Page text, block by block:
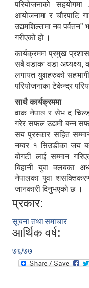
परियोजनाको
आयोजनामा र चौरपाटि
उद्यमशिल्तामा नव
गरीएको हो ।
कार्यक्रममा प्रमुख
सबै वडाका वडा अध्यक्ष्य,
लगायत युवाहरुको
परियोजनाका टेकेन्द्र
साथै कार्यक्रममा
वाक नेपाल र सेभ द
गरेर सफल उद्यमी बन्न
सय पुरस्कार सहित
नम्वर १ सिउडीका जय
बोगटी लाई सम्मान
बिहानी युवा क्लबका
नेपालका युवा
जानकारी दिनुभएको छ ।
प्रकार:
सूचना तथा समाचार
आर्थिक वर्ष:
७६/७७